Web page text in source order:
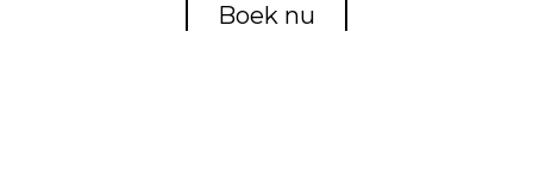
Boek nu